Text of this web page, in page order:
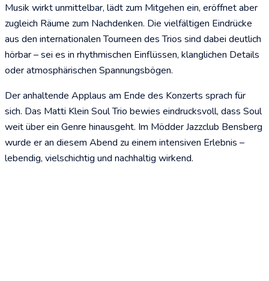
Musik wirkt unmittelbar, lädt zum Mitgehen ein, eröffnet aber
zugleich Räume zum Nachdenken. Die vielfältigen Eindrücke
aus den internationalen Tourneen des Trios sind dabei deutlich
hörbar – sei es in rhythmischen Einflüssen, klanglichen Details
oder atmosphärischen Spannungsbögen.
Der anhaltende Applaus am Ende des Konzerts sprach für
sich. Das Matti Klein Soul Trio bewies eindrucksvoll, dass Soul
weit über ein Genre hinausgeht. Im Mödder Jazzclub Bensberg
wurde er an diesem Abend zu einem intensiven Erlebnis –
lebendig, vielschichtig und nachhaltig wirkend.